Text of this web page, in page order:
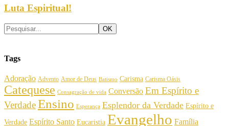
Luta Espiritual!
Tags
Adoração Advento Amor de Deus Batismo Carisma Carisma Oásis
Catequese Consagração de vida Conversão Em Espírito e
VerdadeEnsino Esperança Esplendor da Verdade Espírito e
Verdade Espírito Santo Eucaristia Evangelho Família